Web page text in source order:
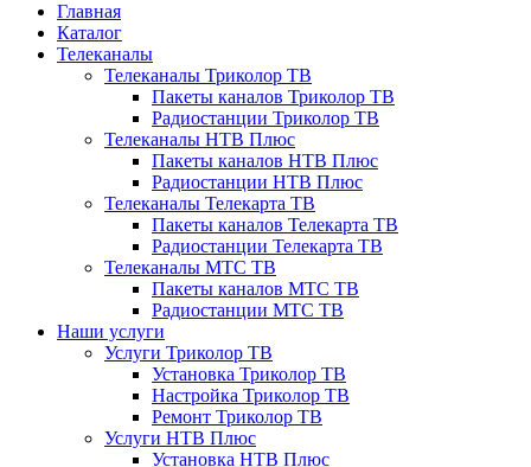
Главная
Каталог
Телеканалы
Телеканалы Триколор ТВ
Пакеты каналов Триколор ТВ
Радиостанции Триколор ТВ
Телеканалы НТВ Плюс
Пакеты каналов НТВ Плюс
Радиостанции НТВ Плюс
Телеканалы Телекарта ТВ
Пакеты каналов Телекарта ТВ
Радиостанции Телекарта ТВ
Телеканалы МТС ТВ
Пакеты каналов МТС ТВ
Радиостанции МТС ТВ
Наши услуги
Услуги Триколор ТВ
Установка Триколор ТВ
Настройка Триколор ТВ
Ремонт Триколор ТВ
Услуги НТВ Плюс
Установка НТВ Плюс